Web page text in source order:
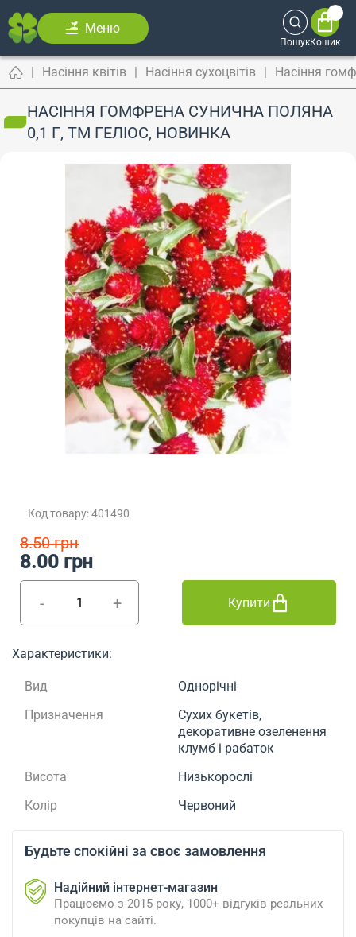
Меню
ПошукКошик
Насіння квітів Насіння сухоцвітів Насіння
НАСІННЯ ГОМФРЕНА СУНИЧНА ПОЛЯНА
0,1 Г, ТМ ГЕЛІОС, НОВИНКА
Код товару: 401490
- +
8.50 грн
8.00 грн
Купити
Характеристики:
Вид
Однорічні
Призначення
Сухих букетів,
декоративне озеленення
клумб і рабаток
Висота
Низькорослі
Колір
Червоний
Будьте спокійні за своє замовлення
Надійний інтернет-магазин
Працюємо з 2015 року, 1000+ відгуків реальних
покупців на сайті.